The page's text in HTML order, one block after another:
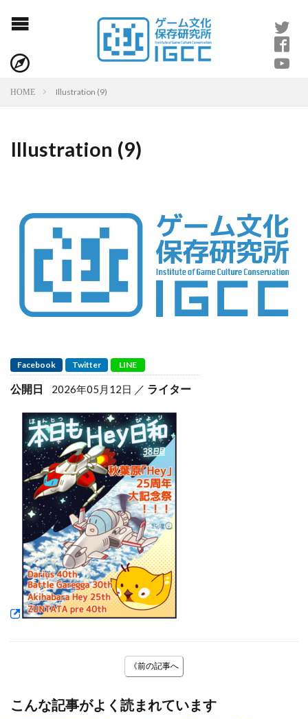
HOME Illustration (9)
Illustration (9)
Facebook Twitter LINE
公開日 2026年05月12日 ライター
《前の記事へ
こんな記事がよく読まれています